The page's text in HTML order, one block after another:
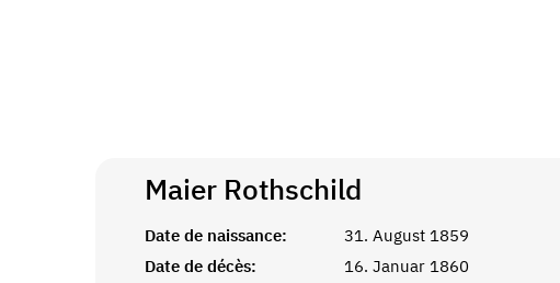
Maier Rothschild
Date de naissance: 31. August 1859
Date de décès:
16. Januar 1860